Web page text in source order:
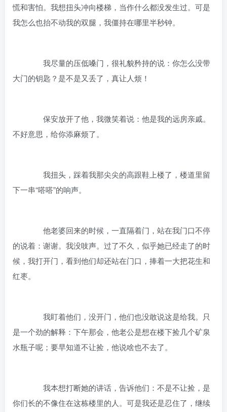
慌和害怕。我想扭头冲向楼梯，当作什么都没发生过。可是
我怎么也抬不动我的双腿，我僵持在哪里半秒钟。
我尽量的压低嗓门，很礼貌矜持的说：你怎么没带
大门的钥匙？是不是又丢了，真让人烦！
保安放开了他，我微笑着说：他是我的远房亲戚。
不好意思，给你添麻烦了。
我扭头，踩着我那尖尖的高跟鞋上楼了，楼道里留
下一串“嗒嗒”的响声。
他老婆回来的时候，一直隔着门，站在我门口不停
的说着：谢谢。我没吱声。过了不久，似乎她已经走了的时
候，我打开门，看到他们却还站在门口，捧着一大把花生和
红枣。
我盯着他们，没开门，他们也没敢说这是给我。只
是一个劲的解释：下午那会，他老公是想在楼下捡几个矿泉
水瓶子呢；要早知道不让捡，他说啥也不去了。
我本想打断她的讲话，告诉他们：不是不让捡，是
你们长的不像住在这栋楼里的人。可是我还是忍住了，继续